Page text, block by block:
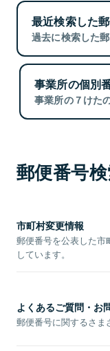
最近検索した
過去に検索した
事業所の個別
事業所の７けた
郵便番号
市町村変更情報
郵便番号を公表した
しています。
よくあるご質問・お
郵便番号に関するさま